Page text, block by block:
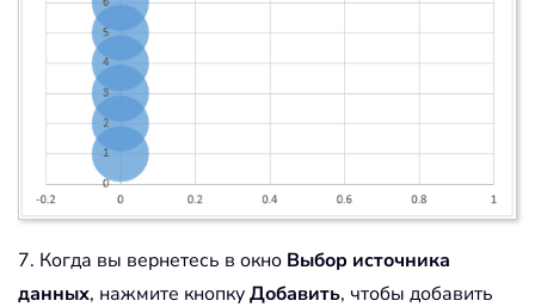
7. Когда вы вернетесь в окно Выбор источника
данных, нажмите кнопкуДобавить, чтобы добавить